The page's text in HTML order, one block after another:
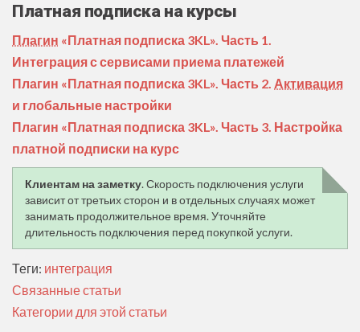
Платная подписка на курсы
Плагин «Платная подписка 3KL». Часть 1.
Интеграция с сервисами приема платежей
Плагин «Платная подписка 3KL». Часть 2. Активация
и глобальные настройки
Плагин «Платная подписка 3KL». Часть 3. Настройка
платной подписки на курс
Клиентам на заметку. Скорость подключения услуги
зависит от третьих сторон и в отдельных случаях может
занимать продолжительное время. Уточняйте
длительность подключения перед покупкой услуги.
Теги: интеграция
Связанные статьи
Категории для этой статьи